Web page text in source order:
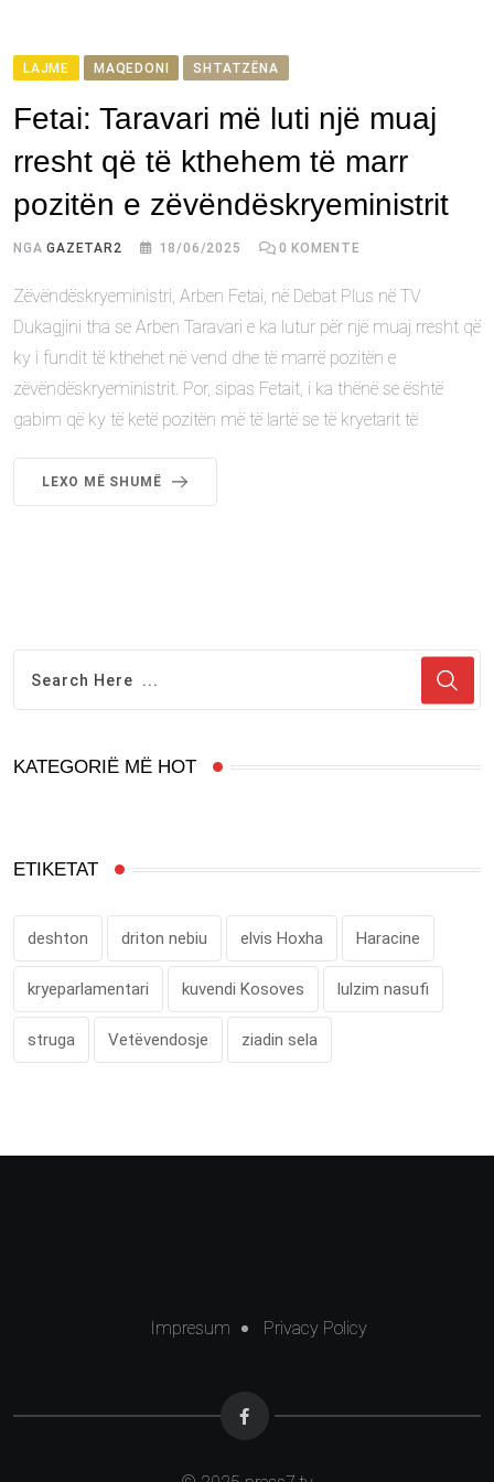
LAJME MAQEDONI SHTATZËNA
Fetai: Taravari më luti një muaj
rresht që të kthehem të marr
pozitën e zëvëndëskryeministrit
NGAGAZETAR2 18/06/2025 0 KOMENTE
Zëvëndëskryeministri, Arben Fetai, në Debat Plus në TV
Dukagjini tha se Arben Taravari e ka lutur për një muaj rresht që
ky i fundit të kthehet në vend dhe të marrë pozitën e
zëvëndëskryeministrit. Por, sipas Fetait, i ka thënë se është
gabim që ky të ketë pozitën më të lartë se të kryetarit të
LEXO MË SHUMË
KATEGORIË MË HOT
ETIKETAT
deshton driton nebiu elvis Hoxha Haracine
kryeparlamentari kuvendi Kosoves lulzim nasufi
struga Vetëvendosje ziadin sela
Impresum Privacy Policy